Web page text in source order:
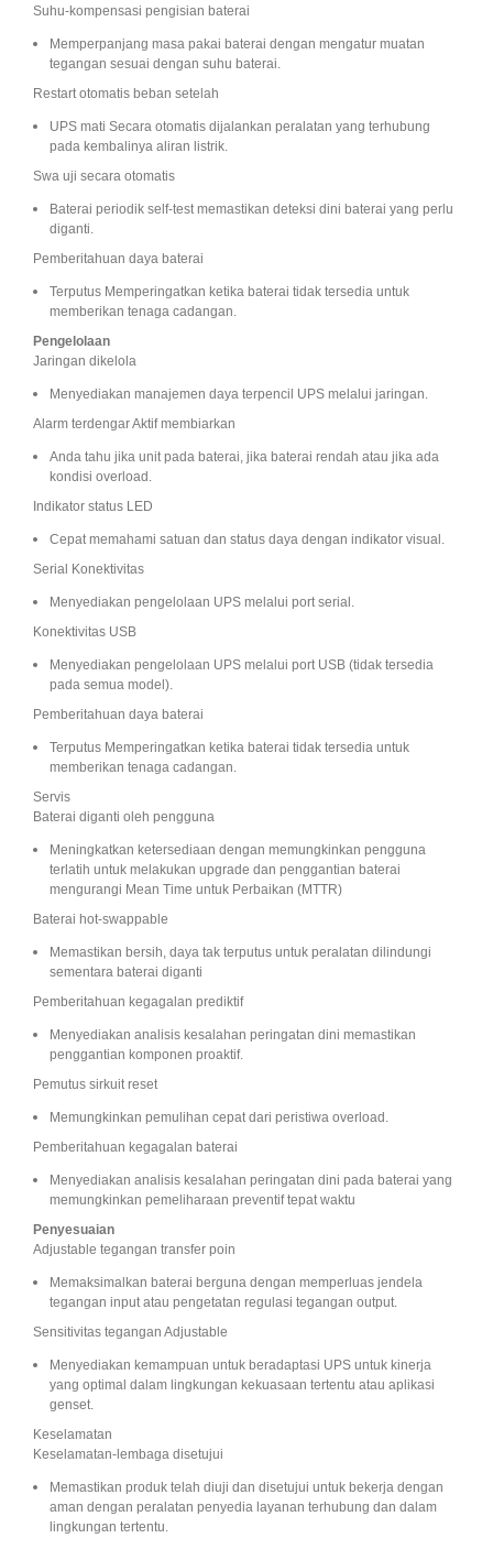
Suhu-kompensasi pengisian baterai
Memperpanjang masa pakai baterai dengan mengatur muatan
tegangan sesuai dengan suhu baterai.
Restart otomatis beban setelah
UPS mati Secara otomatis dijalankan peralatan yang terhubung
pada kembalinya aliran listrik.
Swa uji secara otomatis
Baterai periodik self-test memastikan deteksi dini baterai yang perlu
diganti.
Pemberitahuan daya baterai
Terputus Memperingatkan ketika baterai tidak tersedia untuk
memberikan tenaga cadangan.
Pengelolaan
Jaringan dikelola
Menyediakan manajemen daya terpencil UPS melalui jaringan.
Alarm terdengar Aktif membiarkan
Anda tahu jika unit pada baterai, jika baterai rendah atau jika ada
kondisi overload.
Indikator status LED
Cepat memahami satuan dan status daya dengan indikator visual.
Serial Konektivitas
Menyediakan pengelolaan UPS melalui port serial.
Konektivitas USB
Menyediakan pengelolaan UPS melalui port USB (tidak tersedia
pada semua model).
Pemberitahuan daya baterai
Terputus Memperingatkan ketika baterai tidak tersedia untuk
memberikan tenaga cadangan.
Servis
Baterai diganti oleh pengguna
Meningkatkan ketersediaan dengan memungkinkan pengguna
terlatih untuk melakukan upgrade dan penggantian baterai
mengurangi Mean Time untuk Perbaikan (MTTR)
Baterai hot-swappable
Memastikan bersih, daya tak terputus untuk peralatan dilindungi
sementara baterai diganti
Pemberitahuan kegagalan prediktif
Menyediakan analisis kesalahan peringatan dini memastikan
penggantian komponen proaktif.
Pemutus sirkuit reset
Memungkinkan pemulihan cepat dari peristiwa overload.
Pemberitahuan kegagalan baterai
Menyediakan analisis kesalahan peringatan dini pada baterai yang
memungkinkan pemeliharaan preventif tepat waktu
Penyesuaian
Adjustable tegangan transfer poin
Memaksimalkan baterai berguna dengan memperluas jendela
tegangan input atau pengetatan regulasi tegangan output.
Sensitivitas tegangan Adjustable
Menyediakan kemampuan untuk beradaptasi UPS untuk kinerja
yang optimal dalam lingkungan kekuasaan tertentu atau aplikasi
genset.
Keselamatan
Keselamatan-lembaga disetujui
Memastikan produk telah diuji dan disetujui untuk bekerja dengan
aman dengan peralatan penyedia layanan terhubung dan dalam
lingkungan tertentu.